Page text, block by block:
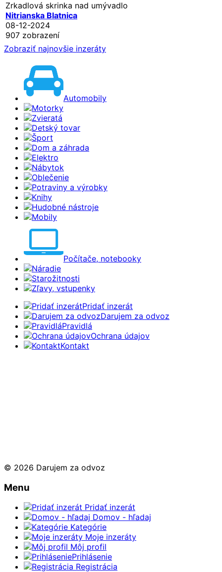
Zrkadlová skrinka nad umývadlo
Nitrianska Blatnica
08-12-2024
907 zobrazení
Zobraziť najnovšie inzeráty
Automobily
Motorky
Zvieratá
Detský tovar
Šport
Dom a záhrada
Elektro
Nábytok
Oblečenie
Potraviny a výrobky
Knihy
Hudobné nástroje
Mobily
Počítače, notebooky
Náradie
Starožitnosti
Zľavy, vstupenky
Pridať inzerát
Darujem za odvoz
Pravidlá
Ochrana údajov
Kontakt
© 2026 Darujem za odvoz
Menu
Pridať inzerát
Domov - hľadaj
Kategórie
Moje inzeráty
Môj profil
Prihlásenie
Registrácia